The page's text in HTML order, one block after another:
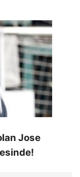
Jose